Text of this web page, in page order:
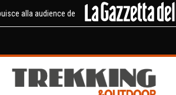
alla audience de